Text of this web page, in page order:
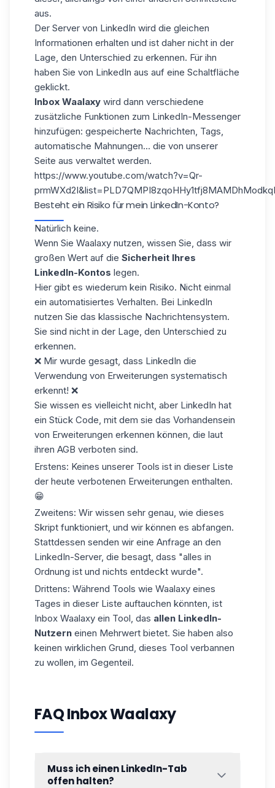
aus.
Der Server von LinkedIn wird die gleichen
Informationen erhalten und ist daher nicht in der
Lage, den Unterschied zu erkennen. Für ihn
haben Sie von LinkedIn aus auf eine Schaltfläche
geklickt.
Inbox Waalaxy wird dann verschiedene
zusätzliche Funktionen zum LinkedIn-Messenger
hinzufügen: gespeicherte Nachrichten, Tags,
automatische Mahnungen... die von unserer
Seite aus verwaltet werden.
https://www.youtube.com/watch?v=Qr-
Besteht ein Risiko für mein LinkedIn-Konto?
Natürlich keine.
Wenn Sie Waalaxy nutzen, wissen Sie, dass wir
großen Wert auf die Sicherheit Ihres
LinkedIn-Kontos legen.
Hier gibt es wiederum kein Risiko. Nicht einmal
ein automatisiertes Verhalten. Bei LinkedIn
nutzen Sie das klassische Nachrichtensystem.
Sie sind nicht in der Lage, den Unterschied zu
erkennen.
❌ Mir wurde gesagt, dass LinkedIn die
Verwendung von Erweiterungen systematisch
erkennt! ❌
Sie wissen es vielleicht nicht, aber LinkedIn hat
ein Stück Code, mit dem sie das Vorhandensein
von Erweiterungen erkennen können, die laut
ihren AGB verboten sind.
Erstens: Keines unserer Tools ist in dieser Liste
der heute verbotenen Erweiterungen enthalten.
😁
Zweitens: Wir wissen sehr genau, wie dieses
Skript funktioniert, und wir können es abfangen.
Stattdessen senden wir eine Anfrage an den
LinkedIn-Server, die besagt, dass "alles in
Ordnung ist und nichts entdeckt wurde".
Drittens: Während Tools wie Waalaxy eines
Tages in dieser Liste auftauchen könnten, ist
Inbox Waalaxy ein Tool, das allen LinkedIn-
Nutzern einen Mehrwert bietet. Sie haben also
keinen wirklichen Grund, dieses Tool verbannen
zu wollen, im Gegenteil.
FAQ Inbox Waalaxy
Muss ich einen LinkedIn-Tab
offen halten?